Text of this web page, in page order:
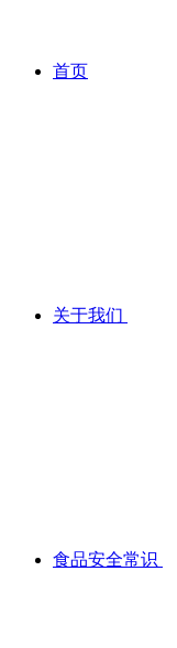
首页
关于我们
食品安全常识